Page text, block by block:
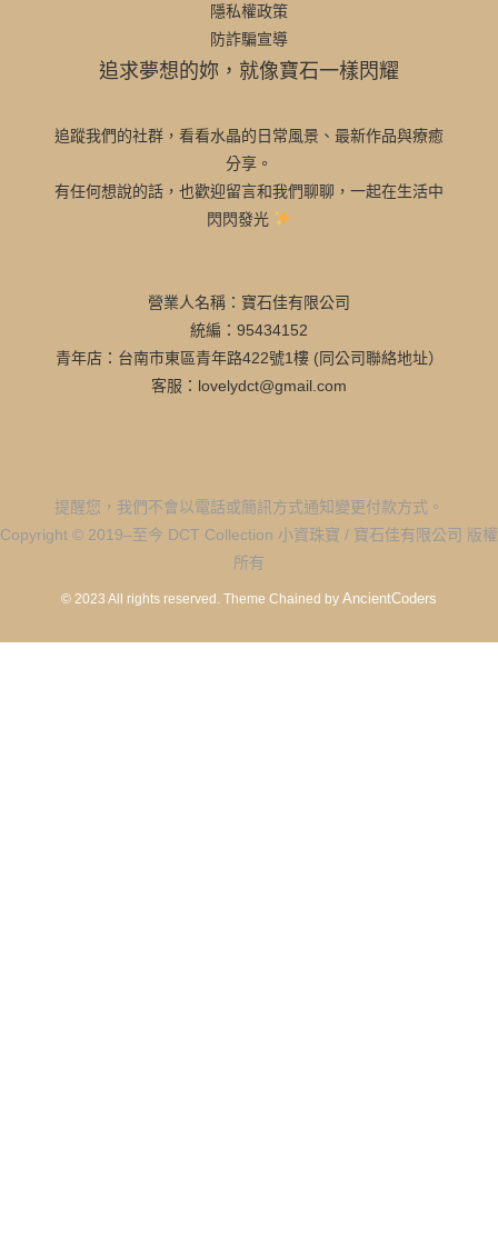
隱私權政策
防詐騙宣導
追求夢想的妳，就像寶石一樣閃耀
追蹤我們的社群，看看水晶的日常風景、最新作品與療癒
分享。
有任何想說的話，也歡迎留言和我們聊聊，一起在生活中
閃閃發光
營業人名稱：寶石佳有限公司
統編：95434152
青年店：台南市東區青年路422號1樓 (同公司聯絡地址）
客服：lovelydct@gmail.com
提醒您，我們不會以電話或簡訊方式通知變更付款方式。
Copyright © 2019–至今 DCT Collection 小資珠寶 / 寶石佳有限公司 版權
所有
© 2023 All rights reserved. Theme Chained by AncientCoders